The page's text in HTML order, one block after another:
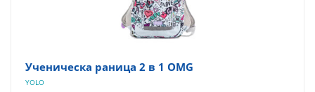
Ученическа раница 2 в 1 OMG
YOLO